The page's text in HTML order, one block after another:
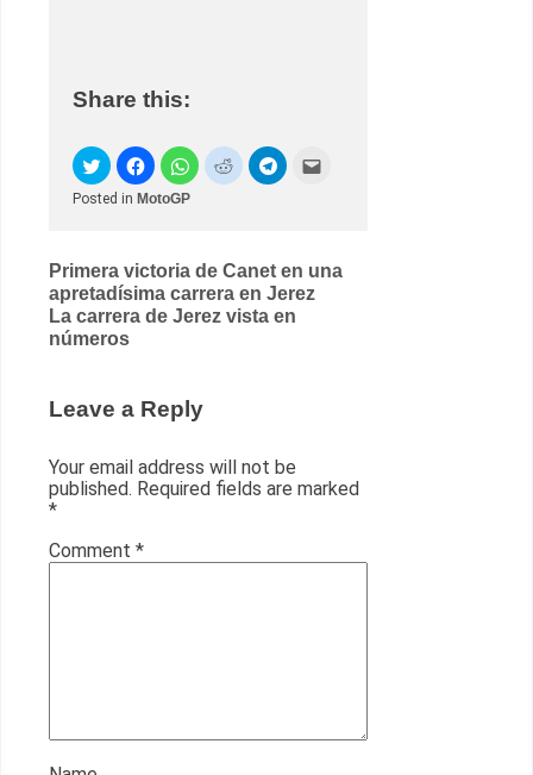
Share this:
Posted in MotoGP
Post
navigation
Primera victoria de Canet en una
apretadísima carrera en Jerez
La carrera de Jerez vista en
números
Leave a Reply
Your email address will not be
published. Required fields are marked
*
Comment *